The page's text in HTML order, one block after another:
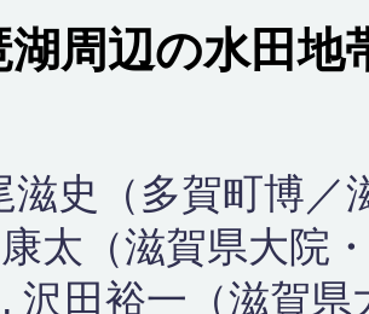
湖周辺の水田地
滋史（多賀町博／
太（滋賀県大院
沢田裕一（滋賀県